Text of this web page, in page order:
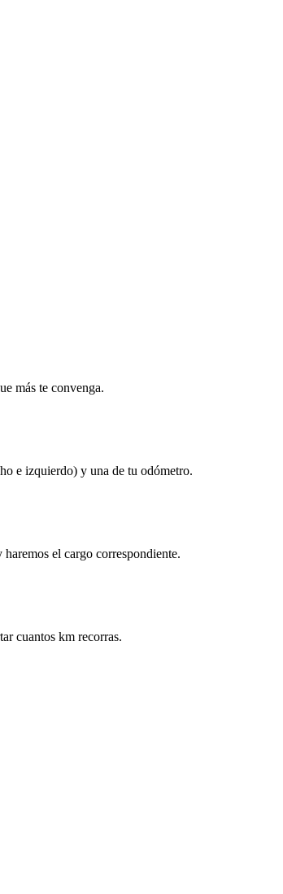
más te convenga.
e izquierdo) y una de tu odómetro.
el cargo correspondiente.
cuantos km recorras.